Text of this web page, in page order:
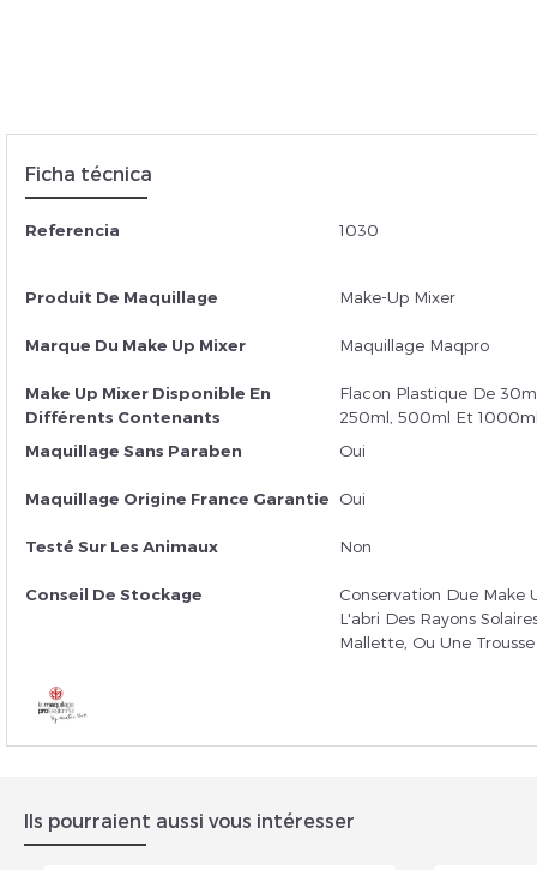
Ficha técnica
Referencia 1030
Produit De Maquillage Make-Up Mixer
Marque Du Make Up Mixer Maquillage Maqpro
Make Up Mixer Disponible En
Différents Contenants
Flacon Plastique De
250ml, 500ml Et
Maquillage Sans Paraben
Oui
Maquillage Origine France Garantie Oui
Testé Sur Les Animaux Non
Conseil De Stockage
Conservation Due Make
L'abri Des Rayons
Mallette, Ou Une
Ils pourraient aussi vous intéresser